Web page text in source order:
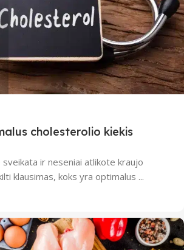
cholesterolio kiekis
sveikata ir neseniai atlikote kraujo
klausimas, koks yra optimalus ...